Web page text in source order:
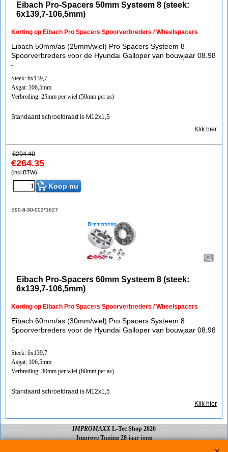
Eibach Pro-Spacers 50mm Systeem 8 (steek:
6x139,7-106,5mm)
Korting op Eibach Pro Spacers Spoorverbreders / Wheelspacers
Eibach 50mm/as (25mm/wiel) Pro Spacers Systeem 8
Spoorverbreders voor de Hyundai Galloper van bouwjaar 08.98
-
Steek: 6x139,7
Asgat: 106,5mm
Verbreding: 25mm per wiel (50mm per as)
Standaard schroefdraad is M12x1,5
Klik hier
€294.40
€264.35
(incl BTW)
Koop nu
S90-8-30-002*1627
Eibach Pro-Spacers 60mm Systeem 8 (steek:
6x139,7-106,5mm)
Korting op Eibach Pro Spacers Spoorverbreders / Wheelspacers
Eibach 60mm/as (30mm/wiel) Pro Spacers Systeem 8
Spoorverbreders voor de Hyundai Galloper van bouwjaar 08.98
-
Steek: 6x139,7
Asgat: 106,5mm
Verbreding: 30mm per wiel (60mm per as)
Standaard schroefdraad is M12x1,5
Klik hier
IMPROMAXX L-Tec Shop 2026
Improve Tuning 28 jaar jong